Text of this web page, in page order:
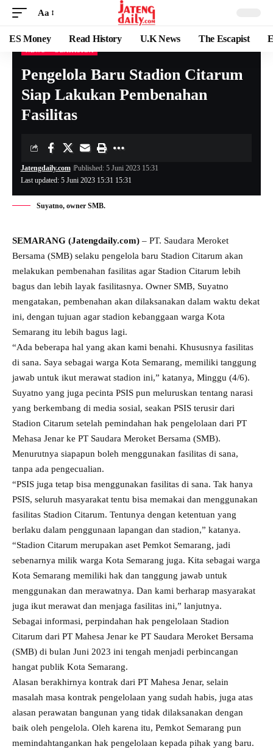
Aa
ES Money Read History U.K News The Escapist
Pengelola Baru Stadion Citarum
Siap Lakukan Pembenahan
Fasilitas
Last updated: 5 Juni 2023 15:31 15:31
Jatengdaily.com Published: 5 Juni 2023 15:31
Suyatno, owner SMB.
SEMARANG (Jatengdaily.com) – PT. Saudara Meroket
Bersama (SMB) selaku pengelola baru Stadion Citarum akan
melakukan pembenahan fasilitas agar Stadion Citarum lebih
bagus dan lebih layak fasilitasnya. Owner SMB, Suyatno
mengatakan, pembenahan akan dilaksanakan dalam waktu dekat
ini, dengan tujuan agar stadion kebanggaan warga Kota
Semarang itu lebih bagus lagi.
“Ada beberapa hal yang akan kami benahi. Khususnya fasilitas
di sana. Saya sebagai warga Kota Semarang, memiliki tanggung
jawab untuk ikut merawat stadion ini,” katanya, Minggu (4/6).
Suyatno yang juga pecinta PSIS pun meluruskan tentang narasi
yang berkembang di media sosial, seakan PSIS terusir dari
Stadion Citarum setelah pemindahan hak pengelolaan dari PT
Mehasa Jenar ke PT Saudara Meroket Bersama (SMB).
Menurutnya siapapun boleh menggunakan fasilitas di sana,
tanpa ada pengecualian.
“PSIS juga tetap bisa menggunakan fasilitas di sana. Tak hanya
PSIS, seluruh masyarakat tentu bisa memakai dan menggunakan
fasilitas Stadion Citarum. Tentunya dengan ketentuan yang
berlaku dalam penggunaan lapangan dan stadion,” katanya.
“Stadion Citarum merupakan aset Pemkot Semarang, jadi
sebenarnya milik warga Kota Semarang juga. Kita sebagai warga
Kota Semarang memiliki hak dan tanggung jawab untuk
menggunakan dan merawatnya. Dan kami berharap masyarakat
juga ikut merawat dan menjaga fasilitas ini,” lanjutnya.
Sebagai informasi, perpindahan hak pengelolaan Stadion
Citarum dari PT Mahesa Jenar ke PT Saudara Meroket Bersama
(SMB) di bulan Juni 2023 ini tengah menjadi perbincangan
hangat publik Kota Semarang.
Alasan berakhirnya kontrak dari PT Mahesa Jenar, selain
masalah masa kontrak pengelolaan yang sudah habis, juga atas
alasan perawatan bangunan yang tidak dilaksanakan dengan
baik oleh pengelola. Oleh karena itu, Pemkot Semarang pun
memindahtangankan hak pengelolaan kepada pihak yang baru.